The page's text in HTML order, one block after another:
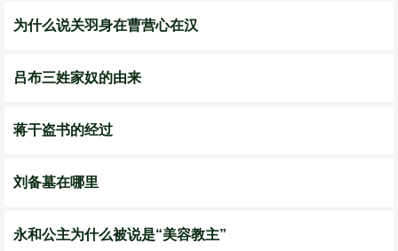
为什么说关羽身在曹营心在汉
吕布三姓家奴的由来
蒋干盗书的经过
刘备墓在哪里
永和公主为什么被说是“美容教主”